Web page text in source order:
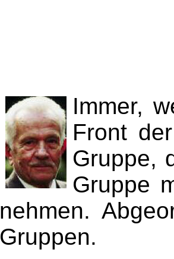
Immer,
Front
Gruppe,
Gruppe
nehmen.
Gruppen.